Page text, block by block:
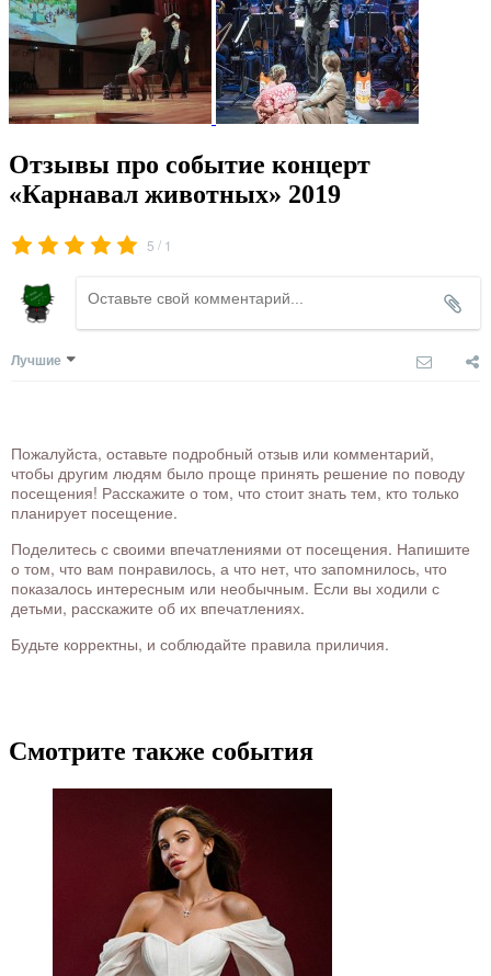
Отзывы про событие концерт
«Карнавал животных» 2019
5 / 1
Лучшие
Пожалуйста, оставьте подробный отзыв или комментарий,
чтобы другим людям было проще принять решение по поводу
посещения! Расскажите о том, что стоит знать тем, кто только
планирует посещение.
Поделитесь с своими впечатлениями от посещения. Напишите
о том, что вам понравилось, а что нет, что запомнилось, что
показалось интересным или необычным. Если вы ходили с
детьми, расскажите об их впечатлениях.
Будьте корректны, и соблюдайте правила приличия.
Смотрите также события